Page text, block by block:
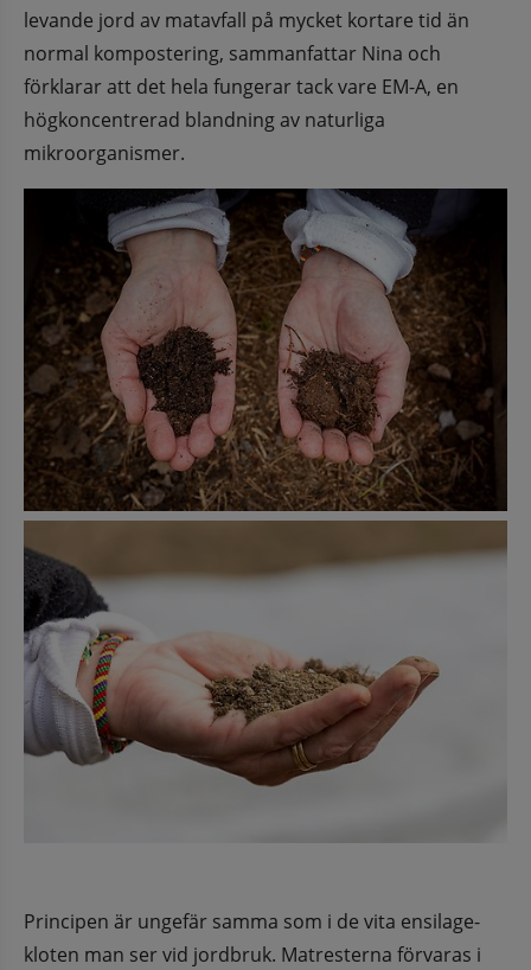
levande jord av matavfall på mycket kortare tid än
normal kompostering, sammanfattar Nina och
förklarar att det hela fungerar tack vare EM-A, en
högkoncentrerad blandning av naturliga
mikroorganismer.
Principen är ungefär samma som i de vita ensilage-
kloten man ser vid jordbruk. Matresterna förvaras i